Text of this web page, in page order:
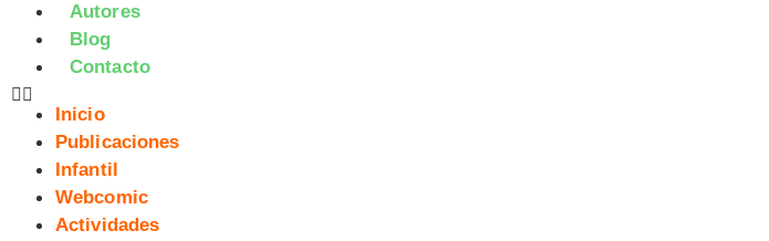
Autores
Blog
Contacto
Inicio
Publicaciones
Infantil
Webcomic
Actividades